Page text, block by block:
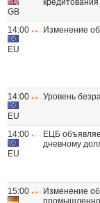
GB
кредитования
14:00
EU
Изменение
14:00
EU
Уровень
14:00
EU
ЕЦБ
дневному
15:00
Изменение